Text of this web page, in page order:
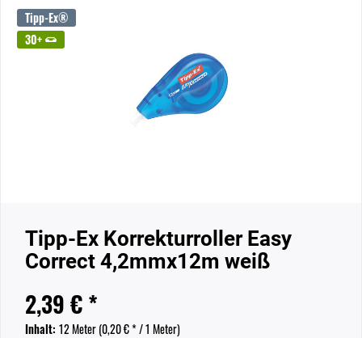
Tipp-Ex®
30+
Tipp-Ex Korrekturroller Easy
Correct 4,2mmx12m weiß
2,39 € *
Inhalt: 12 Meter (0,20 €* / 1 Meter)